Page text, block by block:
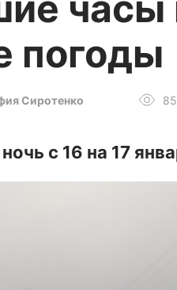
погоды
Сиротенко
с 16 на 17